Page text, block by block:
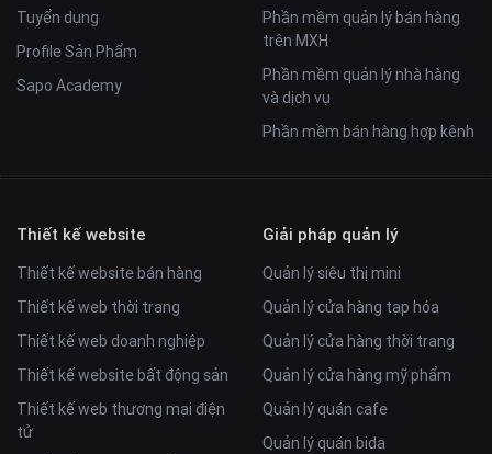
Tuyển dụng
Profile Sản Phẩm
Sapo Academy
Phần mềm quản lý bán hàng
trên MXH
Phần mềm quản lý nhà hàng
và dịch vụ
Phần mềm bán hàng hợp kênh
Thiết kế website
Thiết kế website bán hàng
Thiết kế web thời trang
Thiết kế web doanh nghiệp
Thiết kế website bất động sản
Thiết kế web thương mại điện
tử
Giải pháp quản lý
Quản lý siêu thị mini
Quản lý cửa hàng tạp hóa
Quản lý cửa hàng thời trang
Quản lý cửa hàng mỹ phẩm
Quản lý quán cafe
Quản lý quán bida